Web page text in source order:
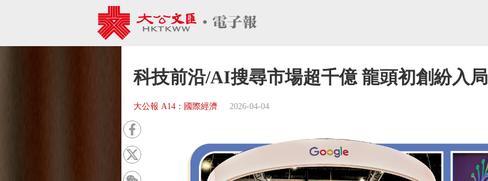
科技前沿/AI搜尋市場超千億 龍頭初創紛入局
大公報 A14：國際經濟 2026-04-04